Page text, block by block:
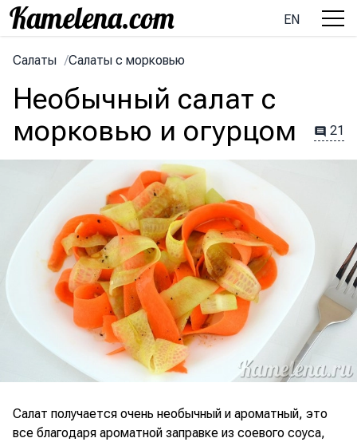
EN
Салаты /Салаты с морковью
Необычный салат с
морковью и огурцом
21
Салат получается очень необычный и ароматный, это
все благодаря ароматной заправке из соевого соуса,